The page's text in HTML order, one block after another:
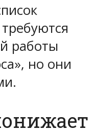
работы
но они